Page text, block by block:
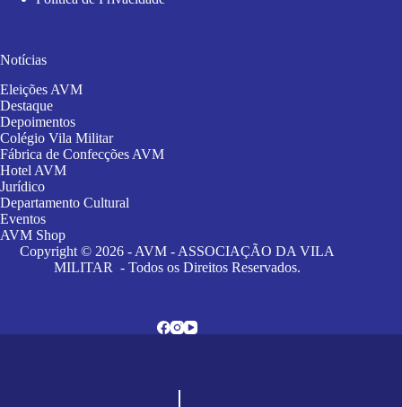
Notícias
Eleições AVM
Destaque
Depoimentos
Colégio Vila Militar
Fábrica de Confecções AVM
Hotel AVM
Jurídico
Departamento Cultural
Eventos
AVM Shop
Copyright © 2026 - AVM - ASSOCIAÇÃO DA VILA
MILITAR - Todos os Direitos Reservados.